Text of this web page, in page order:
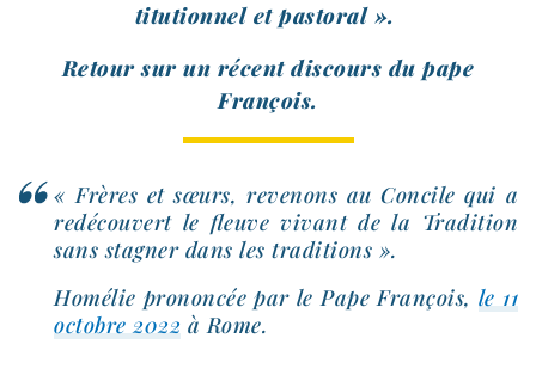
ti­tu­tion­nel et pastoral ».
Retour sur un récent dis­cours du pape
François.
« Frères et sœurs, reve­nons au Concile qui a
redé­cou­vert le fleuve vivant de la Tradition
sans stag­ner dans les traditions ».
Homélie pro­non­cée par le Pape François, le 11
octobre 2022 à Rome.